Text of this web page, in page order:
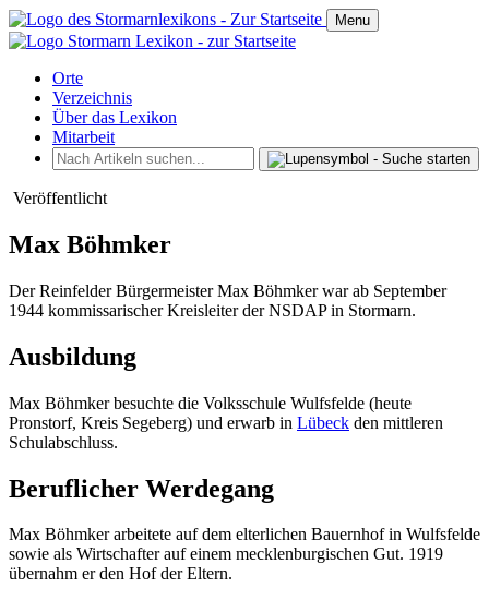
Menu
Orte
Verzeichnis
Über das Lexikon
Mitarbeit
Veröffentlicht
Max Böhmker
Der Reinfelder Bürgermeister Max Böhmker war ab September
1944 kommissarischer Kreisleiter der NSDAP in Stormarn.
Ausbildung
Max Böhmker besuchte die Volksschule Wulfsfelde (heute
Pronstorf, Kreis Segeberg) und erwarb in Lübeck den mittleren
Schulabschluss.
Beruflicher Werdegang
Max Böhmker arbeitete auf dem elterlichen Bauernhof in Wulfsfelde
sowie als Wirtschafter auf einem mecklenburgischen Gut. 1919
übernahm er den Hof der Eltern.